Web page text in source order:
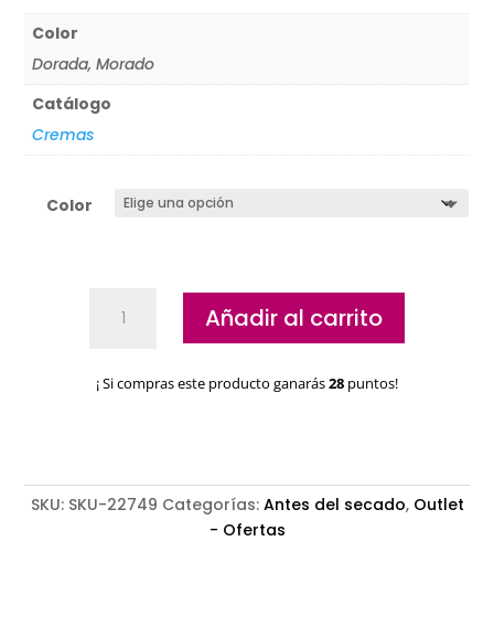
Color
Dorada, Morado
Catálogo
Cremas
Color
therapy
Añadir al carrito
¡ Si compras este producto ganarás28 puntos!
SKU: SKU-22749 Categorías: Antes del secado, Outlet
- Ofertas